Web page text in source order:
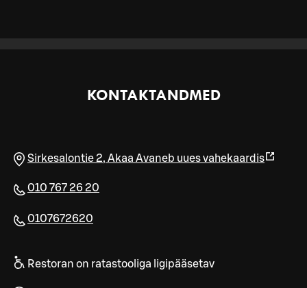
KONTAKTANDMED
Sirkesalontie 2, Akaa Avaneb uues vahekaardis
010 767 26 20
0107672620
Restoran on ratastooliga ligipääsetav